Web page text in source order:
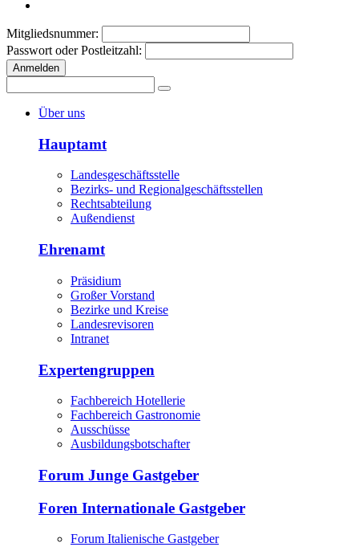
Mitgliedsnummer:
Passwort oder Postleitzahl:
Anmelden
Über uns
Hauptamt
Landesgeschäftsstelle
Bezirks- und Regionalgeschäftsstellen
Rechtsabteilung
Außendienst
Ehrenamt
Präsidium
Großer Vorstand
Bezirke und Kreise
Landesrevisoren
Intranet
Expertengruppen
Fachbereich Hotellerie
Fachbereich Gastronomie
Ausschüsse
Ausbildungsbotschafter
Forum Junge Gastgeber
Foren Internationale Gastgeber
Forum Italienische Gastgeber